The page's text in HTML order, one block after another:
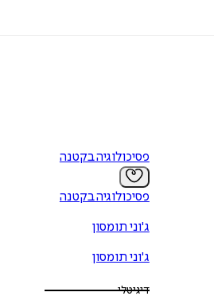
פסיכולוגיה בקטנה
פסיכולוגיה בקטנה
ג'וני תומסון
ג'וני תומסון
דיגיטלי